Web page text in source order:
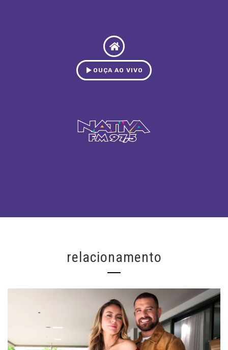
OUÇA AO VIVO
relacionamento